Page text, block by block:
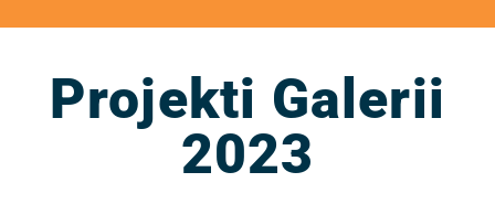
Projekti Galerii
2023